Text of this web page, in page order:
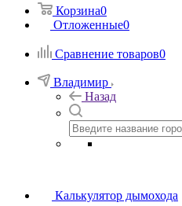
Корзина0
Отложенные0
Сравнение товаров0
Владимир
Назад
Калькулятор дымохода